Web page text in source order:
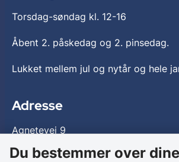
Torsdag-søndag kl. 12-16
Åbent 2. påskedag og 2. pinsedag.
Lukket mellem jul og nytår og hele
Adresse
Agnetevej 9
Du bestemmer over